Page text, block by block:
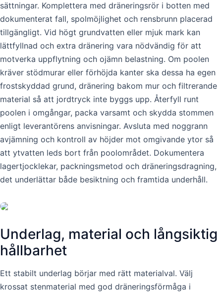
sättningar. Komplettera med dräneringsrör i botten med
dokumenterat fall, spolmöjlighet och rensbrunn placerad
tillgängligt. Vid högt grundvatten eller mjuk mark kan
lättfyllnad och extra dränering vara nödvändig för att
motverka uppflytning och ojämn belastning. Om poolen
kräver stödmurar eller förhöjda kanter ska dessa ha egen
frostskyddad grund, dränering bakom mur och filtrerande
material så att jordtryck inte byggs upp. Återfyll runt
poolen i omgångar, packa varsamt och skydda stommen
enligt leverantörens anvisningar. Avsluta med noggrann
avjämning och kontroll av höjder mot omgivande ytor så
att ytvatten leds bort från poolområdet. Dokumentera
lagertjocklekar, packningsmetod och dräneringsdragning,
det underlättar både besiktning och framtida underhåll.
Underlag, material och långsiktig
hållbarhet
Ett stabilt underlag börjar med rätt materialval. Välj
krossat stenmaterial med god dräneringsförmåga i